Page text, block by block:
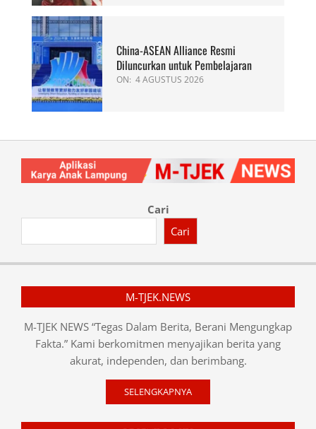
China-ASEAN Alliance Resmi
Diluncurkan untuk Pembelajaran
ON: 4 AGUSTUS 2026
Cari
Cari
M-TJEK.NEWS
M-TJEK NEWS “Tegas Dalam Berita, Berani Mengungkap
Fakta.” Kami berkomitmen menyajikan berita yang
akurat, independen, dan berimbang.
SELENGKAPNYA